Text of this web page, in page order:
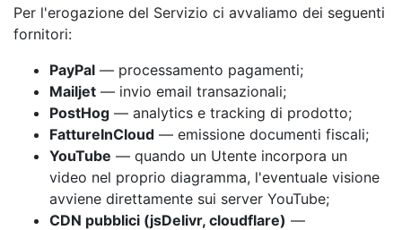
Per l'erogazione del Servizio ci avvaliamo dei seguenti
fornitori:
PayPal — processamento pagamenti;
Mailjet — invio email transazionali;
PostHog — analytics e tracking di prodotto;
FattureInCloud — emissione documenti fiscali;
YouTube — quando un Utente incorpora un
video nel proprio diagramma, l'eventuale visione
avviene direttamente sui server YouTube;
CDN pubblici (jsDelivr, cloudflare) —